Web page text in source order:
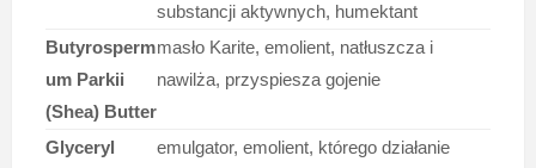
substancji aktywnych, humektant
Butyrosperm
um Parkii
(Shea) Butter
masło Karite, emolient, natłuszcza i
nawilża, przyspiesza gojenie
Glyceryl
emulgator, emolient, którego działanie